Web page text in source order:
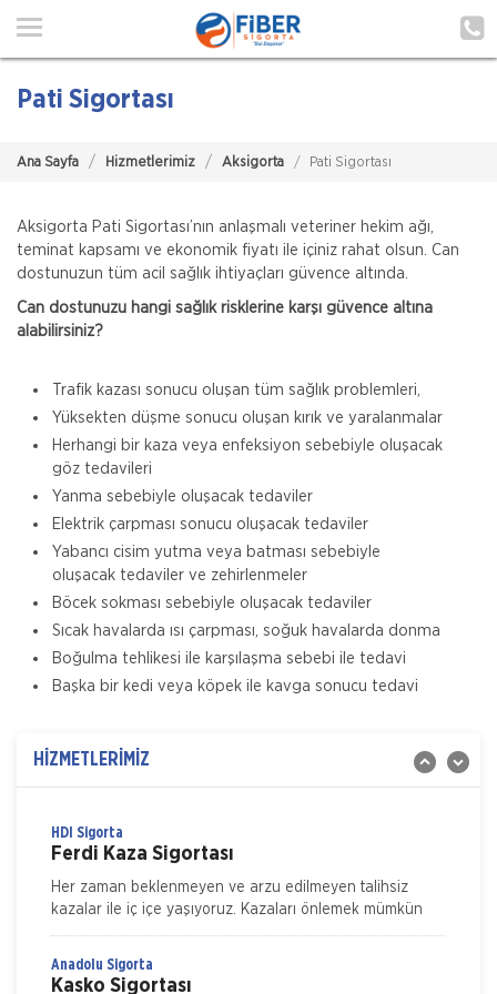
Ana Sayfa
Poliçe Hatırlat
İletişim
Müşteri Girişi
Pati Sigortası
Ana Sayfa Hizmetlerimiz Aksigorta Pati Sigortası
Aksigorta Pati Sigortası’nın anlaşmalı veteriner hekim ağı,
teminat kapsamı ve ekonomik fiyatı ile içiniz rahat olsun. Can
dostunuzun tüm acil sağlık ihtiyaçları güvence altında.
Can dostunuzu hangi sağlık risklerine karşı güvence altına
alabilirsiniz?
Trafik kazası sonucu oluşan tüm sağlık problemleri,
Yüksekten düşme sonucu oluşan kırık ve yaralanmalar
Herhangi bir kaza veya enfeksiyon sebebiyle oluşacak
göz tedavileri
Yanma sebebiyle oluşacak tedaviler
Elektrik çarpması sonucu oluşacak tedaviler
Yabancı cisim yutma veya batması sebebiyle
oluşacak tedaviler ve zehirlenmeler
Böcek sokması sebebiyle oluşacak tedaviler
Sıcak havalarda ısı çarpması, soğuk havalarda donma
Boğulma tehlikesi ile karşılaşma sebebi ile tedavi
Başka bir kedi veya köpek ile kavga sonucu tedavi
HİZMETLERİMİZ
Magdeburger Sigorta
Magdeburger Tamamlayıcı Sağlık Sigortası’nın ayrıcalıklı
hastanelerde muyane tetkik ve tedavi giderleriniz için
Zorunlu Trafik Sigortası, Türkiye sınırları içerisinde
HDI Sigorta
Ferdi Kaza Sigortası
Her zaman beklenmeyen ve arzu edilmeyen talihsiz
kazalar ile iç içe yaşıyoruz. Kazaları önlemek mümkün
ama ne kadar dikkat edersek edelim tamamen ortadan
Anadolu Sigorta
Kasko Sigortası